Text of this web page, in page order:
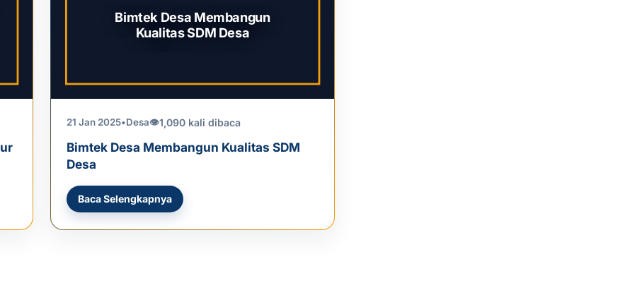
Bimtek Desa Membangun
Kualitas SDM Desa
21 Jan 2025•Desa👁1,090 kali dibaca
Bimtek Desa Membangun Kualitas SDM
Desa
Baca Selengkapnya